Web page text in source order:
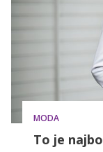
MODA
To je